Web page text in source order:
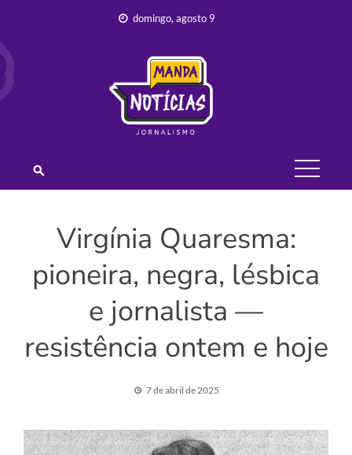
content
domingo, agosto 9
JORNALISMO –
MANDA
NOTÍCIAS
Virgínia Quaresma:
pioneira, negra, lésbica
e jornalista —
resistência ontem e hoje
7 de abril de 2025